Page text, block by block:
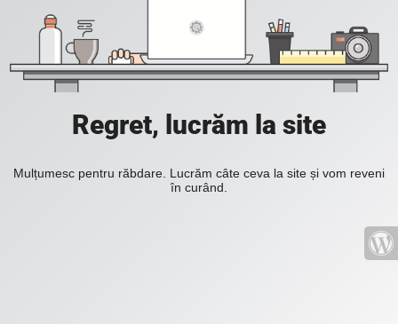
Regret, lucrăm la site
Mulțumesc pentru răbdare. Lucrăm câte ceva la site și vom reveni
în curând.